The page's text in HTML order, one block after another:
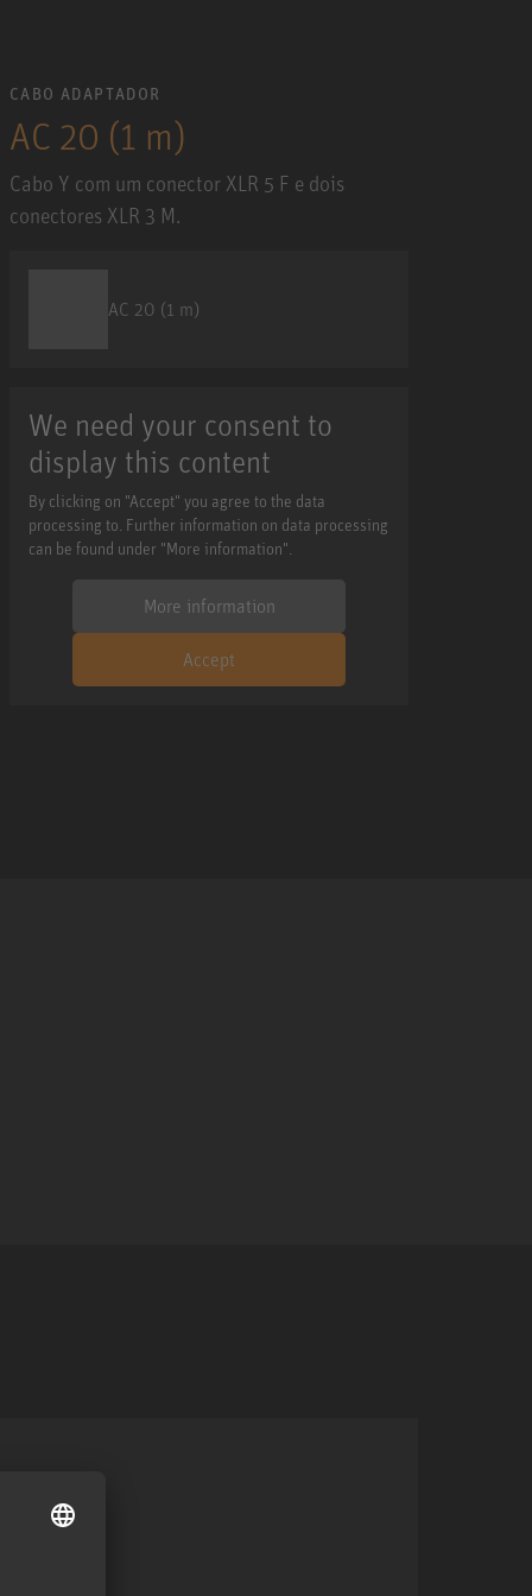
CABO ADAPTADOR
AC 20 (1 m)
Cabo Y com um conector XLR 5 F e dois
conectores XLR 3 M.
AC 20 (1 m)
We need your consent to
display this content
By clicking on "Accept" you agree to the data
processing to. Further information on data processing
can be found under "More information".
More information
Accept